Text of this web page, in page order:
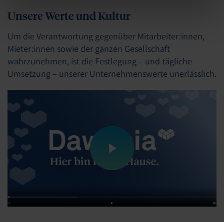
https://www.dawonia.de/de/impressum
Unsere Werte und Kultur
Um die Verantwortung gegenüber Mitarbeiter:innen,
Mieter:innen sowie der ganzen Gesellschaft
wahrzunehmen, ist die Festlegung – und tägliche
Umsetzung – unserer Unternehmenswerte unerlässlich.